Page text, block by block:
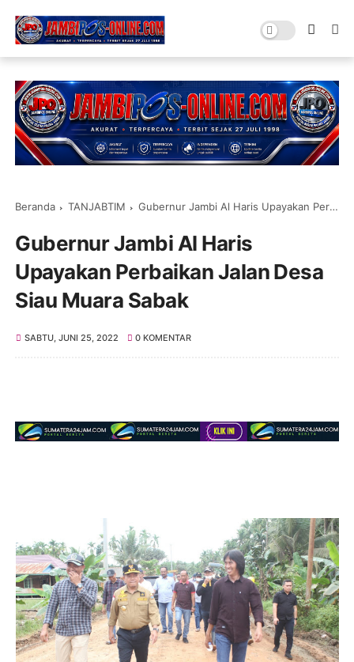
Beranda TANJABTIM Gubernur Jambi Al Haris Upayakan Perbaikan Jalan Desa Siau Muara Sabak
Gubernur Jambi Al Haris
Upayakan Perbaikan Jalan Desa
Siau Muara Sabak
SABTU, JUNI 25, 2022 0 KOMENTAR